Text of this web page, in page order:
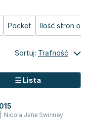
Pocket Ilość stron
Lista
Sortuj: Trafność
Nicola Jane Swinney